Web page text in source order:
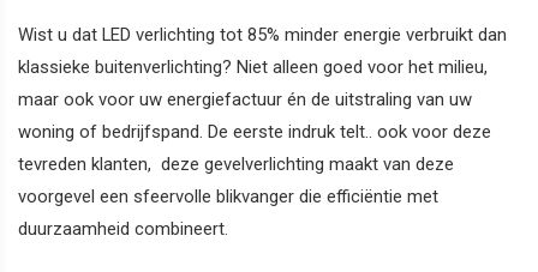
Wist u dat LED verlichting tot 85% minder energie verbruikt dan
klassieke buitenverlichting? Niet alleen goed voor het milieu,
maar ook voor uw energiefactuur én de uitstraling van uw
woning of bedrijfspand. De eerste indruk telt.. ook voor deze
tevreden klanten, deze gevelverlichting maakt van deze
voorgevel een sfeervolle blikvanger die efficiëntie met
duurzaamheid combineert.